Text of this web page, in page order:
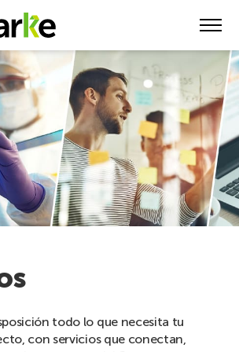
todo lo que necesita tu
con servicios que conectan,